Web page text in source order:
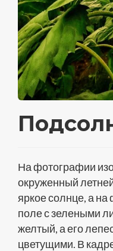
На фотографии
окруженный
яркое солнце, а
поле с зелеными
желтый, а его
цветущими. В